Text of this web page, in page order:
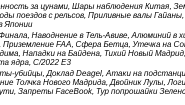
за цунами, Шары наблюдения Китая,
поездов с рельсов, Приливные валы
Японии
Наводнение в Тель-Авиве, Алюминий в
Приземление FAA, Сфера Бетца, Утечка на
Нападки на Байдена, Тихий Новый
ядра, C/2022 E3
убийцы, Доклад Deagel, Атаки на
Толчка Нового Мадрида, Двойник Лулы,
Запреты FaceBook, Тур попрошайки